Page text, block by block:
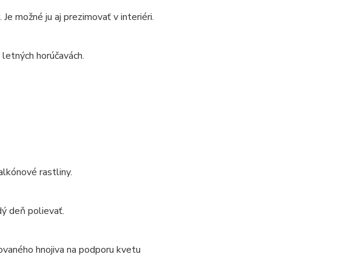
možné ju aj prezimovať v interiéri.
horúčavách.
rastliny.
deň polievať.
hnojiva na podporu kvetu